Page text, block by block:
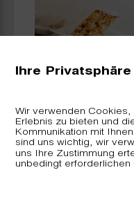
Arvenkissen
«nature» inkl.
Nachfüllkit
Ihre
Wir verwenden
Erlebnis zu bieten und
Kommunikation mit
sind uns wichtig, wir
uns Ihre Zustimmung
unbedingt